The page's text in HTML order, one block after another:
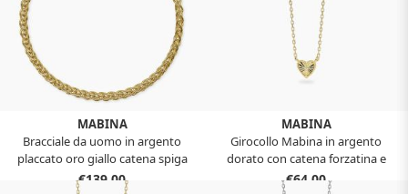
MABINA
Bracciale da uomo in argento
placcato oro giallo catena spiga
534158
€139,00
MABINA
Girocollo Mabina in argento
dorato con catena forzatina e
cuore VOILÀ 553906
€64,00